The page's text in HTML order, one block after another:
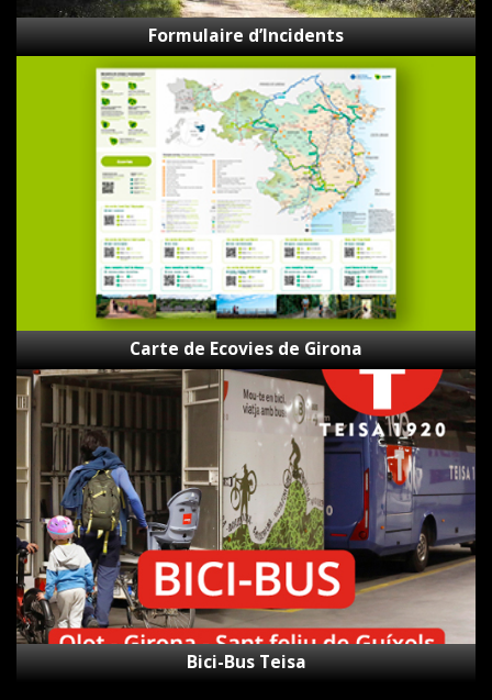
Formulaire d’Incidents
Carte de Ecovies de Girona
Bici-
Bus
Teisa
Bici-Bus Teisa